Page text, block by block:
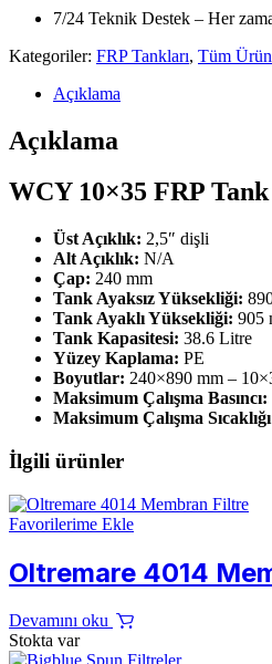
7/24 Teknik Destek – Her
Kategoriler: FRP Tankları, Tüm
Açıklama
Açıklama
WCY 10×35 FRP
Üst Açıklık: 2,5″ dişli
Alt Açıklık: N/A
Çap: 240 mm
Tank Ayaksız Yüksekliği:
Tank Ayaklı Yüksekliği: 905
Tank Kapasitesi: 38.6 Litre
Yüzey Kaplama: PE
Boyutlar: 240×890 mm –
Maksimum Çalışma Basıncı:
Maksimum Çalışma
İlgili ürünler
Favorilerime Ekle
Oltremare 4014
Devamını oku
Stokta var